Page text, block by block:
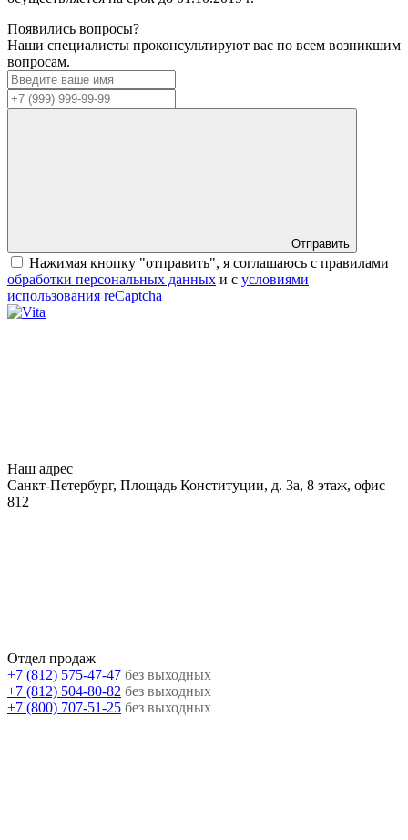
Появились вопросы?
Наши специалисты проконсультируют вас по всем возникшим
вопросам.
Отправить
Нажимая кнопку "отправить", я соглашаюсь с правилами
обработки персональных данных и с условиями
использования reCaptcha
Наш адрес
Санкт-Петербург, Площадь Конституции, д. 3а, 8 этаж, офис
812
Отдел продаж
+7 (812) 575-47-47 без выходных
+7 (812) 504-80-82 без выходных
+7 (800) 707-51-25 без выходных